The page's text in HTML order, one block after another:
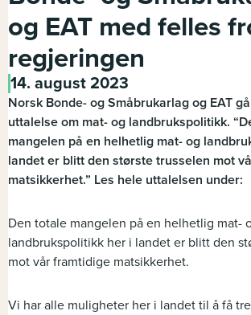
og EAT med felles
regjeringen
14. august 2023
Norsk Bonde- og Småbrukarlag og EAT
uttalelse om mat- og landbrukspolitikk.
mangelen på en helhetlig mat- og
landet er blitt den største trusselen mot
matsikkerhet.” Les hele uttalelsen under:
Den totale mangelen på en helhetlig mat-
landbrukspolitikk her i landet er blitt den
mot vår framtidige matsikkerhet.
Vi har alle muligheter her i landet til å få